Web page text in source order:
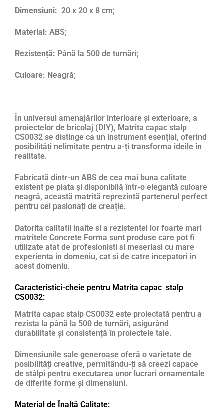
Dimensiuni: 20 x 20 x 8 cm;
Material: ABS;
Rezistență: Până la 500 de turnări;
Culoare: Neagră;
În universul amenajărilor interioare și exterioare, a
proiectelor de bricolaj (DIY), Matrita capac stalp
CS0032 se distinge ca un instrument esențial, oferind
posibilități nelimitate pentru a-ți transforma ideile în
realitate.
Fabricată dintr-un ABS de cea mai buna calitate
existent pe piata și disponibilă într-o elegantă culoare
neagră, această matrită reprezintă partenerul perfect
pentru cei pasionați de creație.
Datorita calitatii inalte si a rezistentei lor foarte mari
matritele Concrete Forma sunt produse care pot fi
utilizate atat de profesionisti si meseriasi cu mare
experienta in domeniu, cat si de catre incepatori in
acest domeniu.
Caracteristici-cheie pentru Matrita capac stalp
CS0032:
Matrita capac stalp CS0032 este proiectată pentru a
rezista la până la 500 de turnări, asigurând
durabilitate și consistență în proiectele tale.
Dimensiunile sale generoase oferă o varietate de
posibilități creative, permitându-ți să creezi capace
de stâlpi pentru executarea unor lucrari ornamentale
de diferite forme și dimensiuni.
Material de Înaltă Calitate: